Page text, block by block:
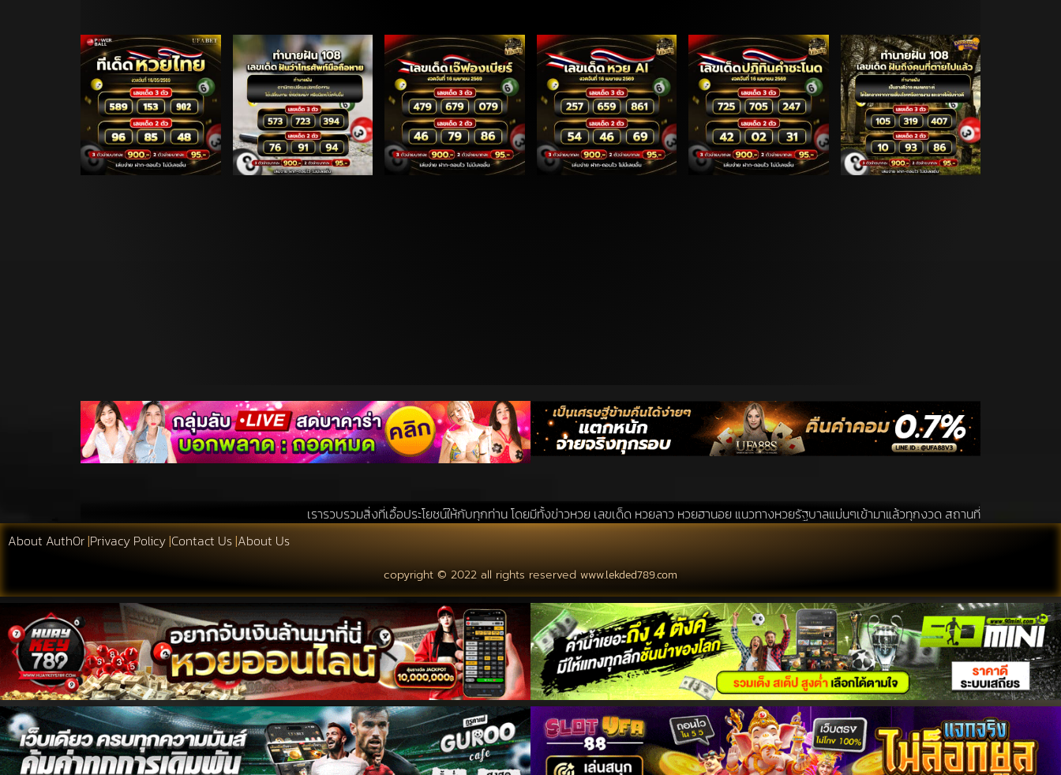
เรารวบรวมสิ่งที่เอื้อประโยชน์ให้กับทุกท่าน โดยมีทั้งข่าวหวย เลขเด็ด หวยลาว หวยฮานอย แนวทางหวยรัฐบาลแม่นๆเข้ามาแล้วทุกงวด สถานที่ขอหวยเป็นสถานที่ ที่ได้รับ
About Auth0r|Privacy Policy|Contact Us|About Us
copyright © 2022 all rights reserved www.lekded789.com